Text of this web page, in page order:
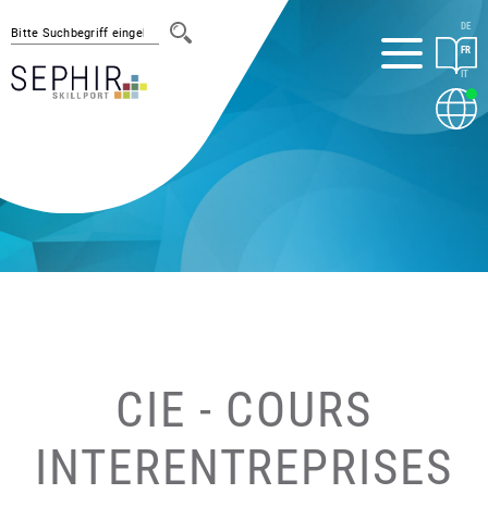
Association professionnelle
École professionelle
DE
FR
IT
CIE - COURS
INTERENTREPRISES